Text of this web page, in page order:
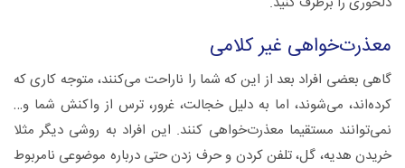
معذرت‌خواهی غیر کلامی
گاهی بعضی افراد بعد از این که شما را ناراحت می‌کنند، متوجه کاری که
کرده‌اند، می‌شوند، اما به دلیل خجالت، غرور، ترس از واکنش شما و…
نمی‌توانند مستقیما معذرت‌خواهی کنند. این افراد به روشی دیگر مثلا
خریدن هدیه، گل، تلفن کردن و حرف زدن حتی درباره موضوعی نامربوط